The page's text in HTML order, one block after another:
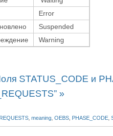
Error
Suspended
Warning
STATUS_CODE и
»
meaning OEBS PHASE_CODE